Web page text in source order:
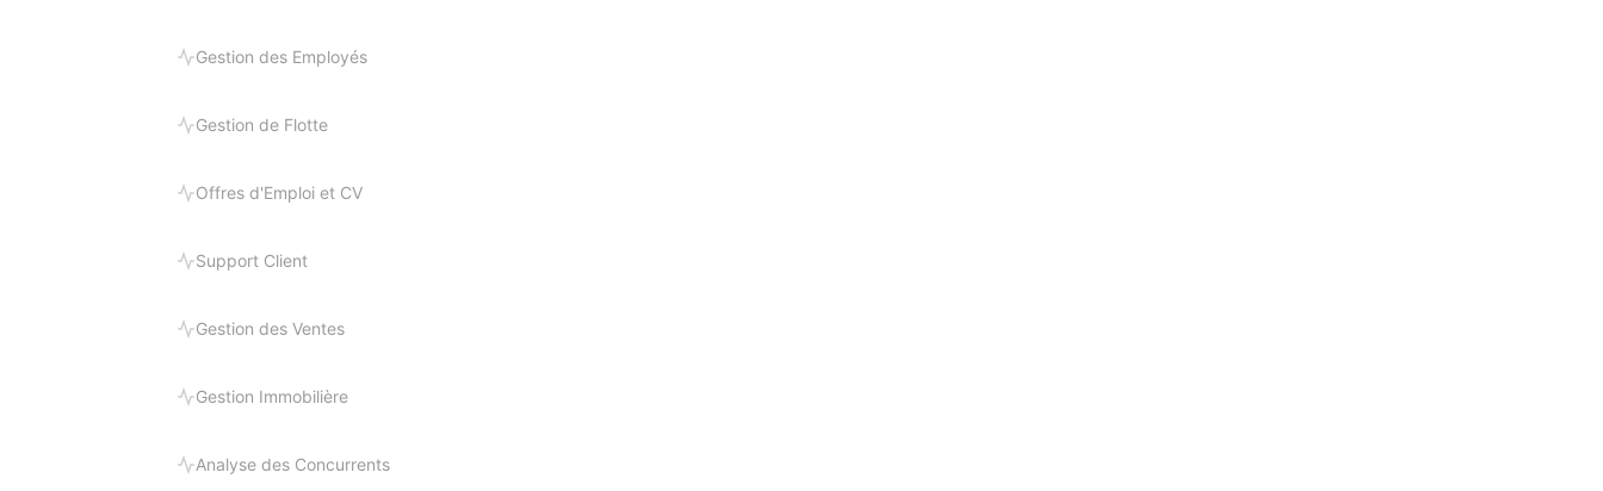
Gestion des Employés
Gestion de Flotte
Offres d'Emploi et CV
Support Client
Gestion des Ventes
Gestion Immobilière
Analyse des Concurrents